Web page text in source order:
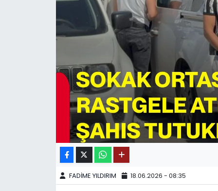
FADİME YILDIRIM 18.06.2026 - 08:35
11:11 MANŞET